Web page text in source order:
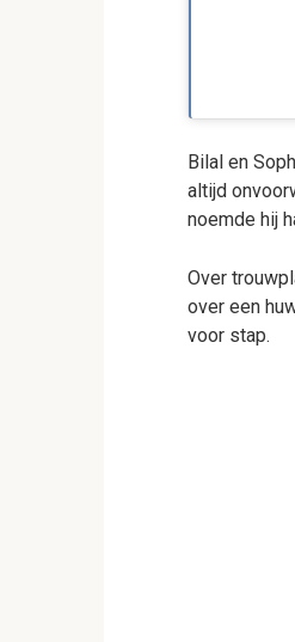
Bilal en
altijd
noemde hij
Over
over een
voor stap.